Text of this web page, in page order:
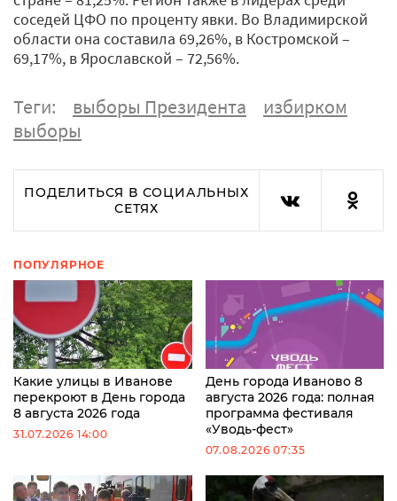
соседей ЦФО по проценту явки. Во Владимирской
области она составила 69,26%, в Костромской –
69,17%, в Ярославской – 72,56%.
Теги: выборы Президента
избирком
выборы
ПОДЕЛИТЬСЯ В СОЦИАЛЬНЫХ
СЕТЯХ
ПОПУЛЯРНОЕ
Какие улицы в Иванове
перекроют в День города
8 августа 2026 года
31.07.2026 14:00
День города Иваново 8
августа 2026 года: полная
программа фестиваля
«Уводь-фест»
07.08.2026 07:35